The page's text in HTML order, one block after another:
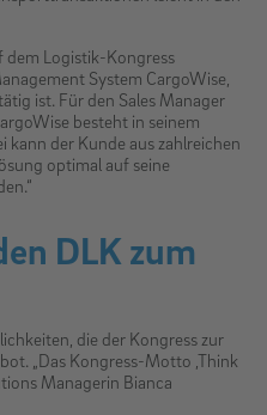
dem Logistik-Kongress
System CargoWise,
ist. Für den Sales Manager
besteht in seinem
der Kunde aus zahlreichen
optimal auf seine
DLK zum
die der Kongress zur
„Das Kongress-Motto ‚Think
Managerin Bianca